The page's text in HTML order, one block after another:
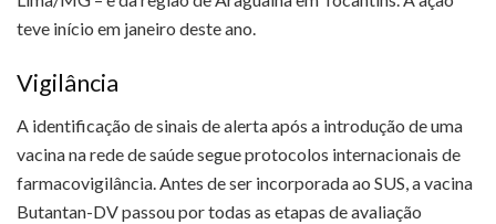
teve início em janeiro deste ano.
Vigilância
A identificação de sinais de alerta após a introdução de uma
vacina na rede de saúde segue protocolos internacionais de
farmacovigilância.Antes de ser incorporada ao SUS, a vacina
Butantan-DV passou por todas as etapas de avaliação